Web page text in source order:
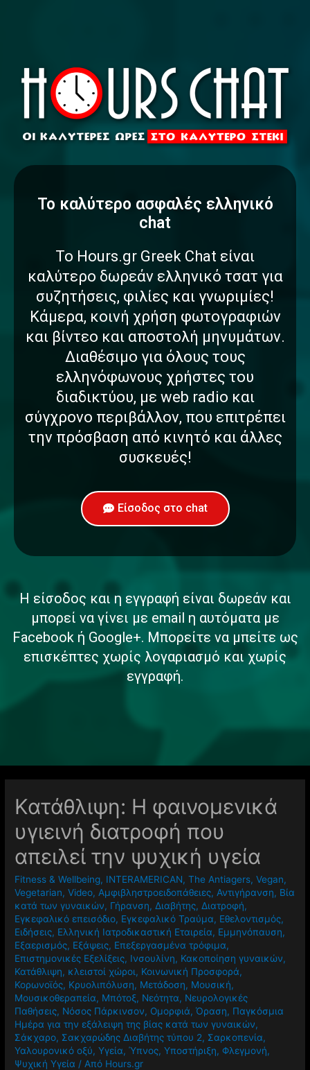
To καλύτερο ασφαλές ελληνικό
chat
Το Hours.gr Greek Chat είναι
καλύτερο δωρεάν ελληνικό τσατ για
συζητήσεις, φιλίες και γνωριμίες!
Κάμερα, κοινή χρήση φωτογραφιών
και βίντεο και αποστολή μηνυμάτων.
Διαθέσιμο για όλους τους
ελληνόφωνους χρήστες του
διαδικτύου, με web radio και
σύγχρονο περιβάλλον, που επιτρέπει
την πρόσβαση από κινητό και άλλες
συσκευές!
Είσοδος στο chat
Η είσοδος και η εγγραφή είναι δωρεάν και
μπορεί να γίνει με email η αυτόματα με
Facebook ή Google+. Μπορείτε να μπείτε ως
επισκέπτες χωρίς λογαριασμό και χωρίς
εγγραφή.
Κατάθλιψη: Η φαινομενικά
υγιεινή διατροφή που
απειλεί την ψυχική υγεία
Fitness & Wellbeing, INTERAMERICAN,The Antiagers,Vegan,
Vegetarian,Video, Αμφιβληστροειδοπάθειες, Αντιγήρανση, Βία
κατά των γυναικών, Γήρανση, Διαβήτης, Διατροφή,
Εγκεφαλικό επεισόδιο, Εγκεφαλικό Τραύμα, Εθελοντισμός,
Ειδήσεις, Ελληνική Ιατροδικαστική Εταιρεία, Εμμηνόπαυση,
Εξαερισμός, Εξάψεις, Επεξεργασμένα τρόφιμα,
Επιστημονικές Εξελίξεις, Ινσουλίνη, Κακοποίηση γυναικών,
Κατάθλιψη, κλειστοί χώροι, Κοινωνική Προσφορά,
Κορωνοϊός, Κρυολιπόλυση, Μετάδοση, Μουσική,
Μουσικοθεραπεία, Μπότοξ, Νεότητα, Νευρολογικές
Παθήσεις, Νόσος Πάρκινσον, Ομορφιά,Όραση, Παγκόσμια
Ημέρα για την εξάλειψη της βίας κατά των γυναικών,
Σάκχαρο, Σακχαρώδης Διαβήτης τύπου 2, Σαρκοπενία,
Υαλουρονικό οξύ,Υγεία,Ύπνος,Υποστήριξη,Φλεγμονή,
Ψυχική Υγεία / Από Hours.gr